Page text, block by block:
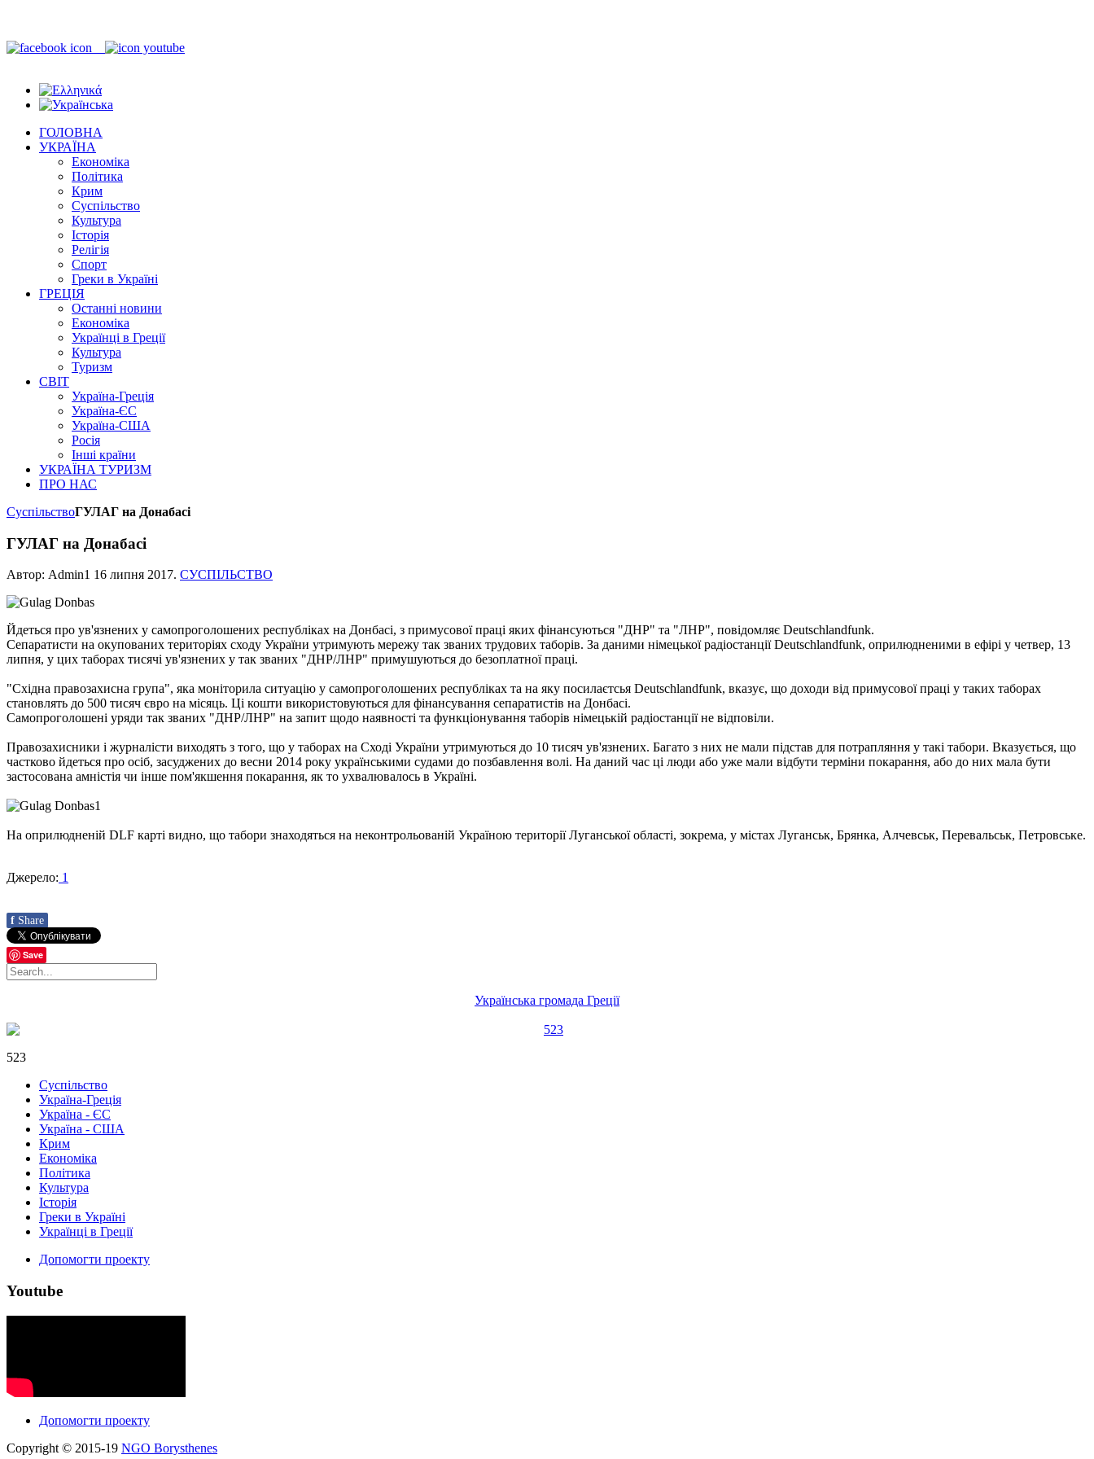
ГОЛОВНА
УКРАЇНА
Економіка
Політика
Крим
Суспільство
Культура
Історія
Релігія
Спорт
Греки в Україні
ГРЕЦІЯ
Останні новини
Економіка
Українці в Греції
Культура
Туризм
СВІТ
Україна-Греція
Україна-ЄС
Україна-США
Росія
Інші країни
УКРАЇНА ТУРИЗМ
ПРО НАС
СуспільствоГУЛАГ на Донабасі
ГУЛАГ на Донабасі
Автор: Admin1 16 липня 2017. СУСПІЛЬСТВО
Йдеться про ув'язнених у самопроголошених республіках на Донбасі, з примусової праці яких фінансуються "ДНР" та "ЛНР", повідомляє Deutschlandfunk.
Сепаратисти на окупованих територіях сходу України утримують мережу так званих трудових таборів. За даними німецької радіостанції Deutschlandfunk, оприлюдненими в ефірі у четвер, 13
липня, у цих таборах тисячі ув'язнених у так званих "ДНР/ЛНР" примушуються до безоплатної праці.
"Східна правозахисна група", яка моніторила ситуацію у самопроголошених республіках та на яку посилаєтсья Deutschlandfunk, вказує, що доходи від примусової праці у таких таборах
становлять до 500 тисяч євро на місяць. Ці кошти використовуються для фінансування сепаратистів на Донбасі.
Самопроголошені уряди так званих "ДНР/ЛНР" на запит щодо наявності та функціонування таборів німецькій радіостанції не відповіли.
Правозахисники і журналісти виходять з того, що у таборах на Сході України утримуються до 10 тисяч ув'язнених. Багато з них не мали підстав для потрапляння у такі табори. Вказується, що
частково йдеться про осіб, засуджених до весни 2014 року українськими судами до позбавлення волі. На даний час ці люди або уже мали відбути терміни покарання, або до них мала бути
застосована амністія чи інше пом'якшення покарання, як то ухвалювалось в Україні.
На оприлюдненій DLF карті видно, що табори знаходяться на неконтрольованій Україною території Луганської області, зокрема, у містах Луганськ, Брянка, Алчевськ, Перевальськ, Петровське.
Джерело: 1
f Share
Save
Українська громада Греції
523
Суспільство
Україна-Греція
Україна - ЄС
Україна - США
Крим
Економіка
Політика
Культура
Історія
Греки в Україні
Українці в Греції
Допомогти проекту
Youtube
Допомогти проекту
Copyright © 2015-19 NGO Borysthenes